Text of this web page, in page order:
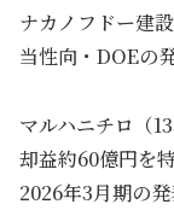
ナカノフドー建
当性向・DOEの
マルハニチロ（
却益約60億円を
2026年3月期の